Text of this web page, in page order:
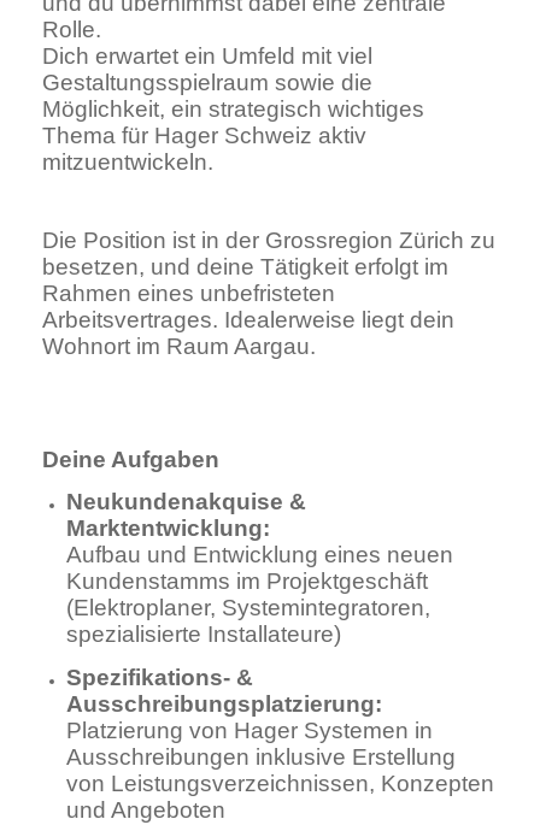
Rolle.
Dich erwartet ein Umfeld mit viel
Gestaltungsspielraum sowie die
Möglichkeit, ein strategisch wichtiges
Thema für Hager Schweiz aktiv
mitzuentwickeln.
Die Position ist in der Grossregion Zürich zu
besetzen, und deine Tätigkeit erfolgt im
Rahmen eines unbefristeten
Arbeitsvertrages. Idealerweise liegt dein
Wohnort im Raum Aargau.
Deine Aufgaben
Neukundenakquise &
Marktentwicklung:
Aufbau und Entwicklung eines neuen
Kundenstamms im Projektgeschäft
(Elektroplaner, Systemintegratoren,
spezialisierte Installateure)
Spezifikations- &
Ausschreibungsplatzierung:
Platzierung von Hager Systemen in
Ausschreibungen inklusive Erstellung
von Leistungsverzeichnissen, Konzepten
und Angeboten